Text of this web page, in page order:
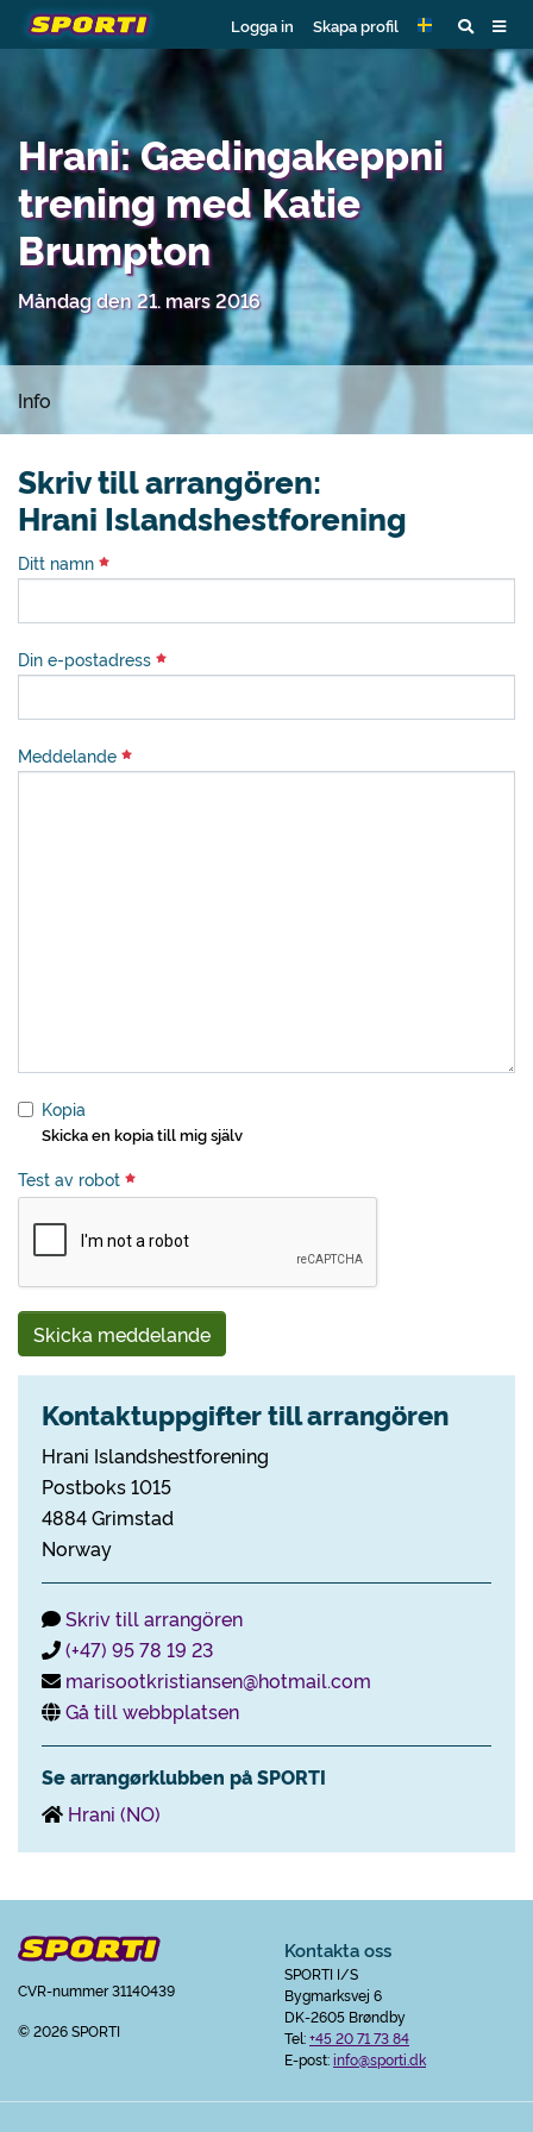
Logga in Skapa profil
Hrani: Gædingakeppni
trening med Katie
Brumpton
Måndag den 21. mars 2016
Info
Skriv till arrangören:
Hrani Islandshestforening
Ditt namn
Din e-postadress
Meddelande
Kopia
Skicka en kopia till mig själv
Test av robot
Skicka meddelande
Kontaktuppgifter till arrangören
Hrani Islandshestforening
Postboks 1015
4884 Grimstad
Norway
Skriv till arrangören
(+47) 95 78 19 23
marisootkristiansen@hotmail.com
Gå till webbplatsen
Se arrangørklubben på SPORTI
Hrani (NO)
CVR-nummer 31140439
© 2026 SPORTI
Kontakta oss
SPORTI I/S
Bygmarksvej 6
DK-2605 Brøndby
Tel:+45 20 71 73 84
E-post:info@sporti.dk